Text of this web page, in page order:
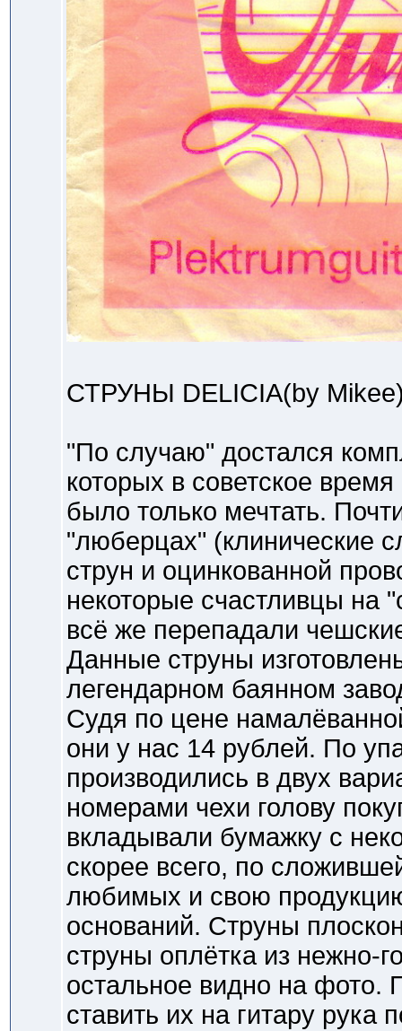
СТРУНЫ DELICIA(by
"По случаю" достался
которых в советское
было только мечтать.
"люберцах" (клинические
струн и оцинкованной
некоторые счастливцы на
всё же перепадали
Данные струны
легендарном баянном
Судя по цене
они у нас 14 рублей. По
производились в двух
номерами чехи голову
вкладывали бумажку с
скорее всего, по
любимых и свою
оснований. Струны
струны оплётка из нежно-
остальное видно на фото.
ставить их на гитару рука